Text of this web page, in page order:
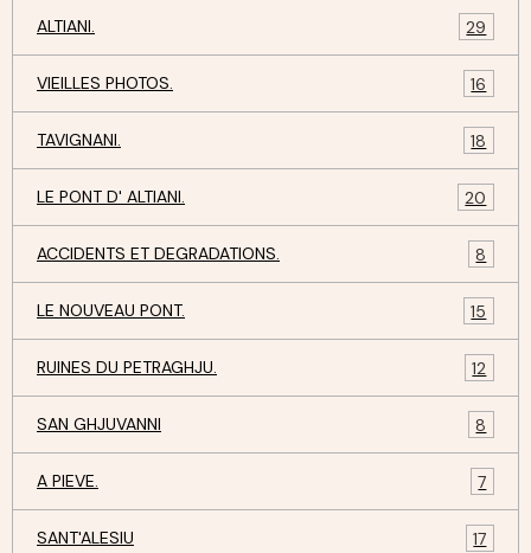
ALTIANI. 29
VIEILLES PHOTOS. 16
TAVIGNANI. 18
LE PONT D' ALTIANI. 20
ACCIDENTS ET DEGRADATIONS. 8
LE NOUVEAU PONT. 15
RUINES DU PETRAGHJU. 12
SAN GHJUVANNI 8
A PIEVE. 7
SANT'ALESIU 17